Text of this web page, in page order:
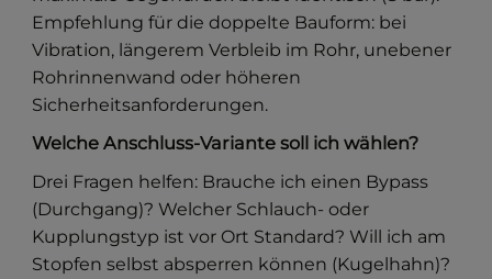
Empfehlung für die doppelte Bauform: bei
Vibration, längerem Verbleib im Rohr, unebener
Rohrinnenwand oder höheren
Sicherheitsanforderungen.
Welche Anschluss-Variante soll ich wählen?
Drei Fragen helfen: Brauche ich einen Bypass
(Durchgang)? Welcher Schlauch- oder
Kupplungstyp ist vor Ort Standard? Will ich am
Stopfen selbst absperren können (Kugelhahn)?